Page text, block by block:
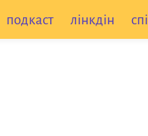
подкаст лінкдін